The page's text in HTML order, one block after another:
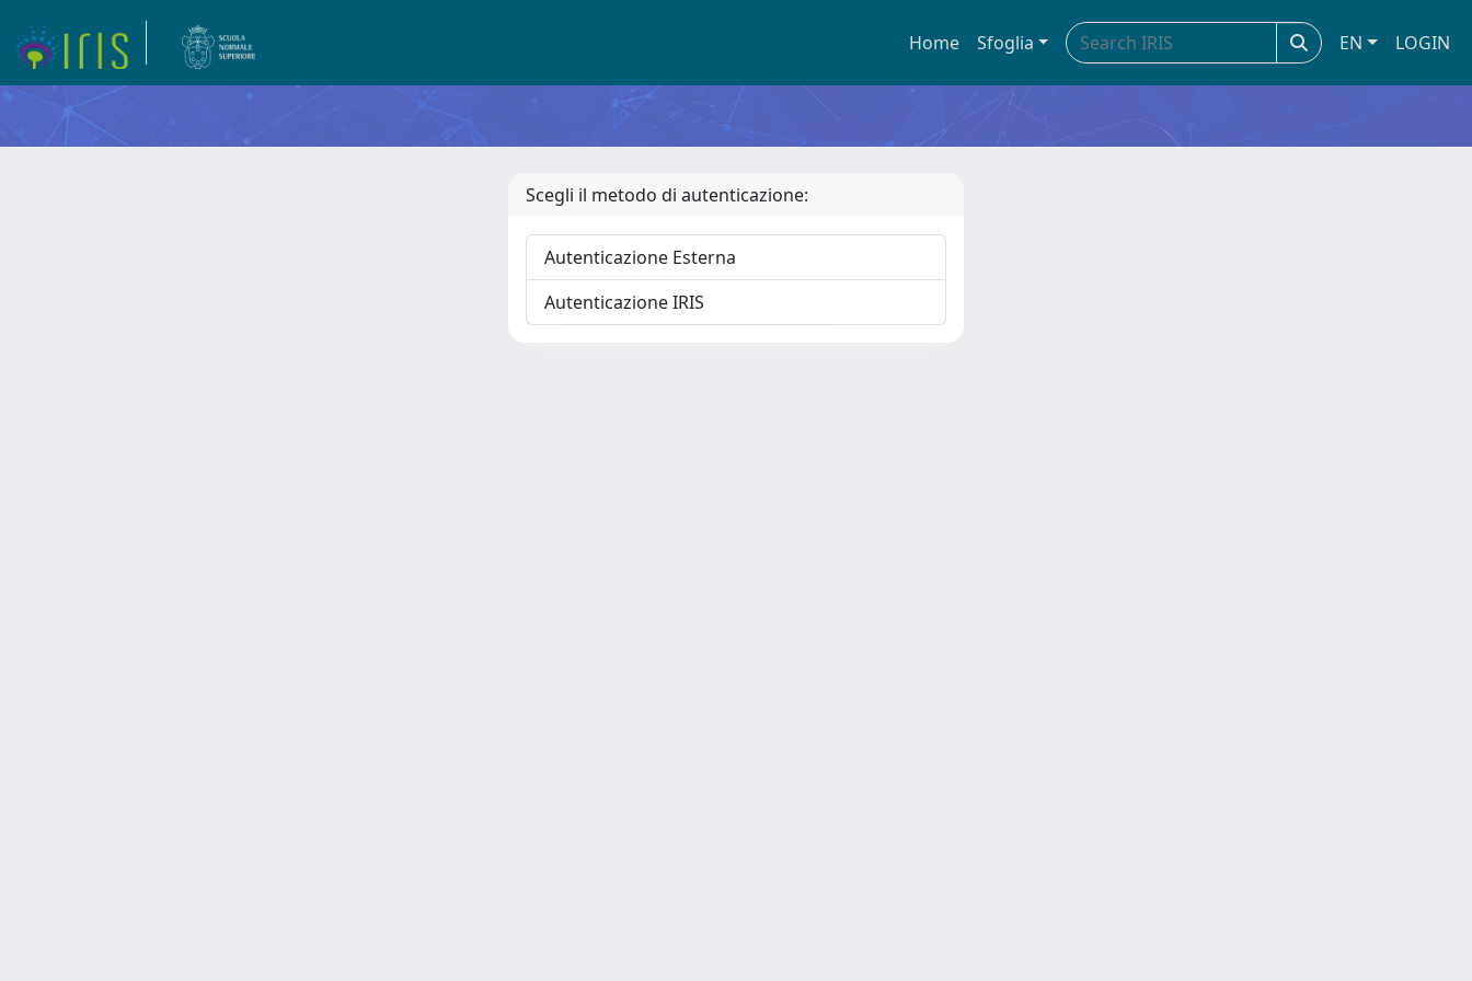
Home Sfoglia EN LOGIN
Scegli il metodo di autenticazione:
Autenticazione Esterna
Autenticazione IRIS